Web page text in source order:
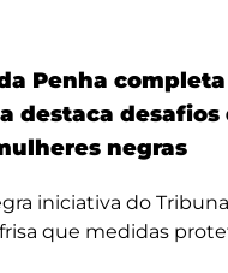
Penha completa
destaca desafios
negras
iniciativa do
que medidas